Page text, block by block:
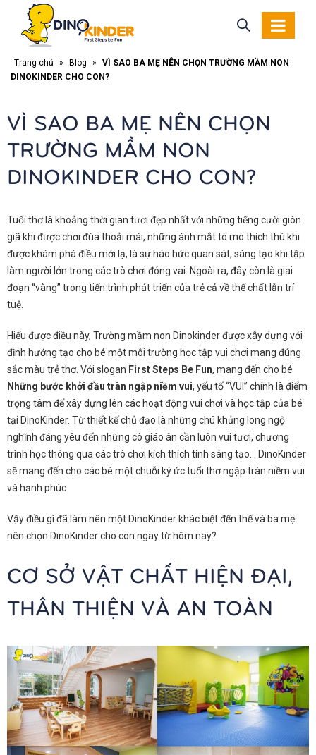
Trang chủ » Blog »
VÌ SAO BA MẸ NÊN CHỌN TRƯỜNG MẦM NON
DINOKINDER CHO CON?
VÌ SAO BA MẸ NÊN CHỌN
TRƯỜNG MẦM NON
DINOKINDER CHO CON?
Tuổi thơ là khoảng thời gian tươi đẹp nhất với những tiếng cười giòn
giã khi được chơi đùa thoải mái, những ánh mắt tò mò thích thú khi
được khám phá điều mới lạ, là sự háo hức quan sát, sáng tạo khi tập
làm người lớn trong các trò chơi đóng vai. Ngoài ra, đây còn là giai
đoạn “vàng” trong tiến trình phát triển của trẻ cả về thể chất lẫn trí
tuệ.
Hiểu được điều này, Trường mầm non Dinokinder được xây dựng với
định hướng tạo cho bé một môi trường học tập vui chơi mang đúng
sắc màu trẻ thơ. Với slogan First Steps Be Fun, mang đến cho bé
Những bước khởi đầu tràn ngập niềm vui, yếu tố “VUI” chính là điểm
trọng tâm để xây dựng lên các hoạt động vui chơi và học tập của bé
tại DinoKinder. Từ thiết kế chủ đạo là những chú khủng long ngộ
nghĩnh đáng yêu đến những cô giáo ân cần luôn vui tươi, chương
trình học thông qua các trò chơi kích thích tính sáng tạo… DinoKinder
sẽ mang đến cho các bé một chuỗi ký ức tuổi thơ ngập tràn niềm vui
và hạnh phúc.
Vậy điều gì đã làm nên một DinoKinder khác biệt đến thế và ba mẹ
nên chọn DinoKinder cho con ngay từ hôm nay?
CƠ SỞ VẬT CHẤT HIỆN ĐẠI,
THÂN THIỆN VÀ AN TOÀN